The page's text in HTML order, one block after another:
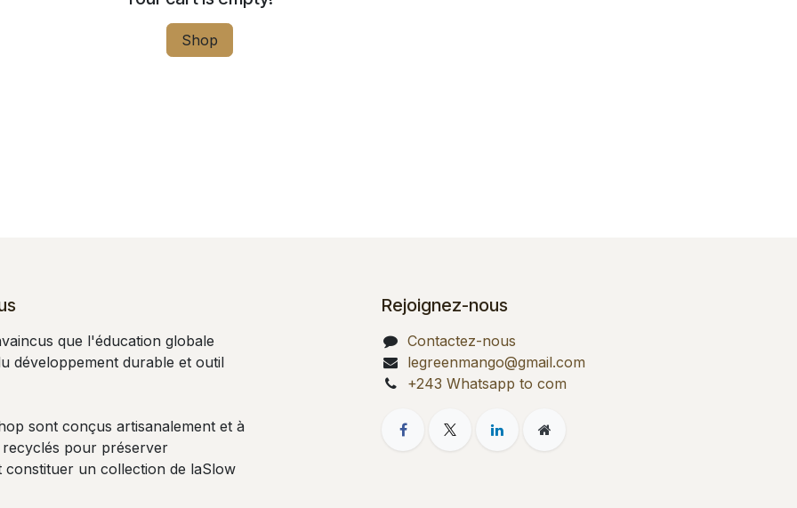
Shop
que l'éducation globale
développement durable et outil
sont conçus artisanalement et à
recyclés pour préserver
constituer un collection de laSlow
Rejoignez-nous
Contactez-nous
legreenmango@gmail.com
+243 Whatsapp to com